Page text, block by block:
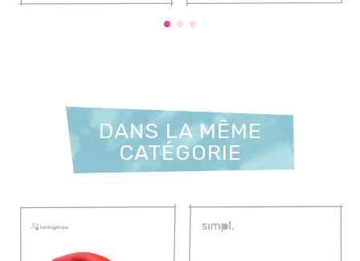
DANS LA MÊME
CATÉGORIE